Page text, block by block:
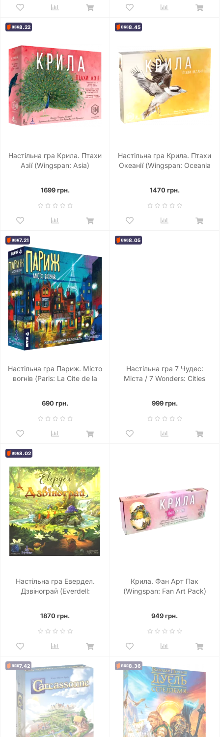
8.22
Настільна гра Крила. Птахи
Азії (Wingspan: Asia)
1699 грн.
8.45
Настільна гра Крила. Птахи
Океанії (Wingspan: Oceania
1470 грн.
7.21
Настільна гра Париж. Місто
вогнів (Paris: La Cite de la
690 грн.
8.05
Настільна гра 7 Чудес:
Міста / 7 Wonders: Cities
999 грн.
8.02
Настільна гра Евердел.
Дзвінограй (Everdell:
1870 грн.
Крила. Фан Арт Пак
(Wingspan: Fan Art Pack)
949 грн.
7.42 8.36